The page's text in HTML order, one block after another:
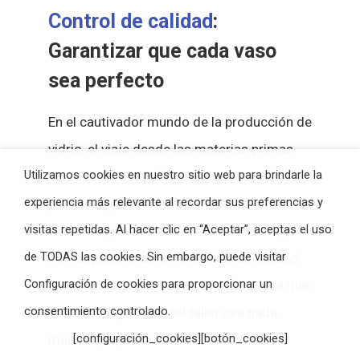
Control de calidad:
Garantizar que cada vaso
sea perfecto
En el cautivador mundo de la producción de
vidrio, el viaje desde las materias primas
hasta el producto final es de meticulosa
precisión y arte. Pero más allá de las llamas
del horno y la destreza del artesano hay
otro aspecto crucial: el control de calidad.
Es el guardián silencioso que garantiza que
cada vaso que sale del taller sea nada
menos que perfecto.
Utilizamos cookies en nuestro sitio web para brindarle la
experiencia más relevante al recordar sus preferencias y
visitas repetidas. Al hacer clic en “Aceptar”, aceptas el uso
de TODAS las cookies. Sin embargo, puede visitar
Configuración de cookies para proporcionar un
consentimiento controlado.
[configuración_cookies][botón_cookies]